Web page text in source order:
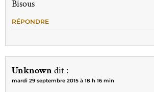
Bisous
RÉPONDRE
Unknowndit :
mardi 29 septembre 2015 à 18 h 16 min